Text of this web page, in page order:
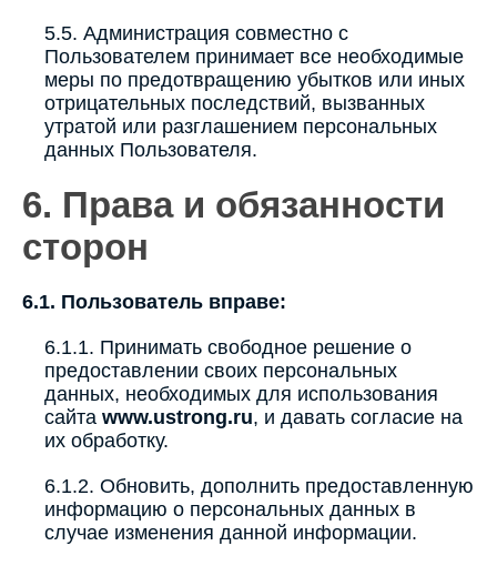
5.5. Администрация совместно с
Пользователем принимает все необходимые
меры по предотвращению убытков или иных
отрицательных последствий, вызванных
утратой или разглашением персональных
данных Пользователя.
6. Права и обязанности
сторон
6.1. Пользователь вправе:
6.1.1. Принимать свободное решение о
предоставлении своих персональных
данных, необходимых для использования
сайта www.ustrong.ru, и давать согласие на
их обработку.
6.1.2. Обновить, дополнить предоставленную
информацию о персональных данных в
случае изменения данной информации.